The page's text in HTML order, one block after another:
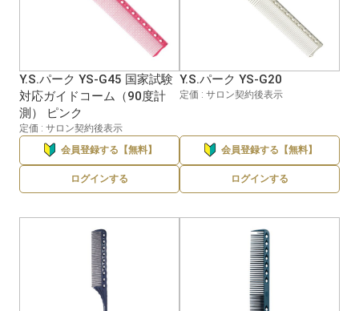
Y.S.パーク YS-G45 国家試験
対応ガイドコーム（90度計
測） ピンク
定価 : サロン契約後表示
会員登録する【無料】
ログインする
Y.S.パーク YS-G20
定価 : サロン契約後表示
会員登録する【無料】
ログインする